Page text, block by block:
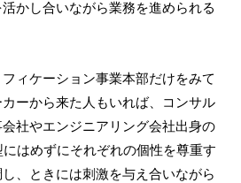
かし合いながら業務を進められる
ィケーション事業本部だけをみて
ーから来た人もいれば、コンサル
社やエンジニアリング会社出身の
はめずにそれぞれの個性を尊重す
、ときには刺激を与え合いながら